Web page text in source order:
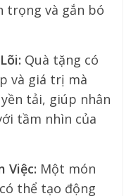
trọng và gắn bó
Quà tặng có
và giá trị mà
tải, giúp nhân
tầm nhìn của
Việc: Một món
thể tạo động